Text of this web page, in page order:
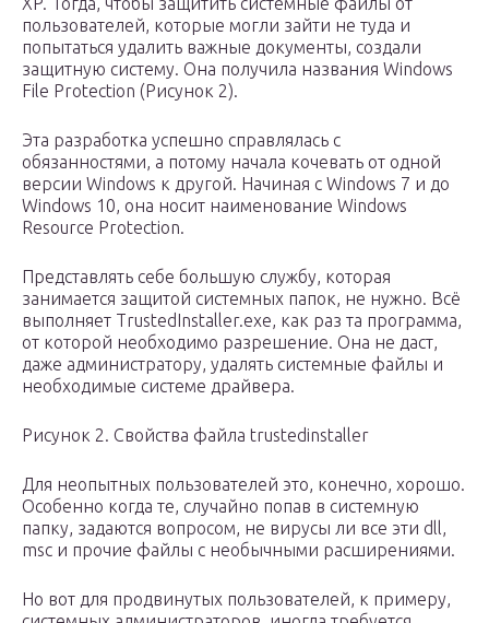
пользователей, которые могли зайти не туда и
попытаться удалить важные документы, создали
защитную систему. Она получила названия Windows
File Protection (Рисунок 2).
Эта разработка успешно справлялась с
обязанностями, а потому начала кочевать от одной
версии Windows к другой. Начиная с Windows 7 и до
Windows 10, она носит наименование Windows
Resource Protection.
Представлять себе большую службу, которая
занимается защитой системных папок, не нужно. Всё
выполняет TrustedInstaller.exe, как раз та программа,
от которой необходимо разрешение. Она не даст,
даже администратору, удалять системные файлы и
необходимые системе драйвера.
Рисунок 2. Свойства файла trustedinstaller
Для неопытных пользователей это, конечно, хорошо.
Особенно когда те, случайно попав в системную
папку, задаются вопросом, не вирусы ли все эти dll,
msc и прочие файлы с необычными расширениями.
Но вот для продвинутых пользователей, к примеру,